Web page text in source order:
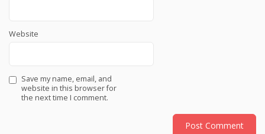
Website
Save my name, email, and
website in this browser for
the next time I comment.